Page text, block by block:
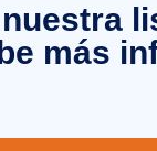
más